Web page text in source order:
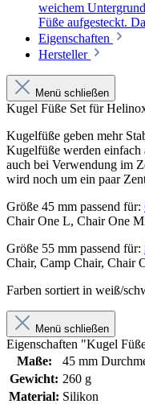
weichem
Füße aufgesteckt.
Eigenschaften
Hersteller
Menü schließen
Kugel Füße Set für
Kugelfüße geben mehr
Kugelfüße werden
auch bei Verwendung im
wird noch um ein paar
Größe 45 mm passend für:
Chair One L, Chair One
Größe 55 mm passend für:
Chair, Camp Chair, Chair
Farben sortiert in weiß/
Menü schließen
Eigenschaften "Kugel
Maße:
45 mm
Gewicht: 260 g
Material: Silikon